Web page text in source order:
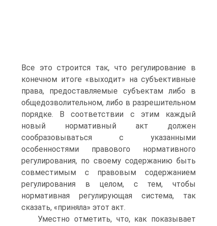
Все это строится так, что регулирование в
конечном итоге «выходит» на субъективные
права, предоставляемые субъектам либо в
общедозволительном, либо в разрешительном
порядке. В соответствии с этим каждый
новый нормативный акт должен
сообразовываться с указанными
особенностями правового нормативного
регулирования, по своему содержанию быть
совместимым с правовым содержанием
регулирования в целом, с тем, чтобы
нормативная регулирующая система, так
сказать, «приняла» этот акт.
Уместно отметить, что, как показывает